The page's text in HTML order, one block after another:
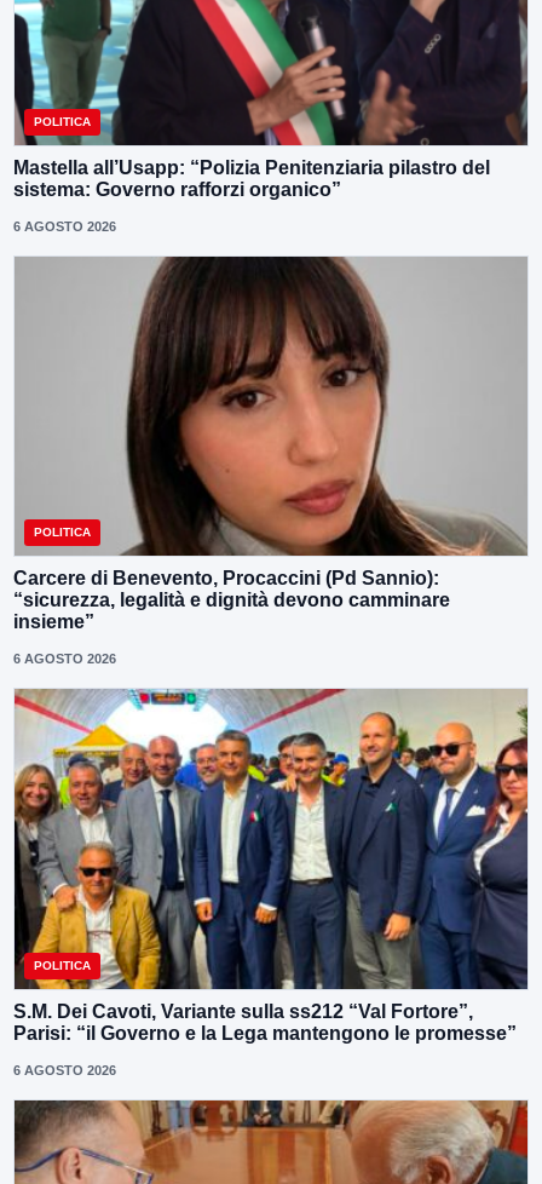
POLITICA
Mastella all’Usapp: “Polizia Penitenziaria pilastro del
sistema: Governo rafforzi organico”
6 AGOSTO 2026
POLITICA
Carcere di Benevento, Procaccini (Pd Sannio):
“sicurezza, legalità e dignità devono camminare
insieme”
6 AGOSTO 2026
POLITICA
S.M. Dei Cavoti, Variante sulla ss212 “Val Fortore”,
Parisi: “il Governo e la Lega mantengono le promesse”
6 AGOSTO 2026